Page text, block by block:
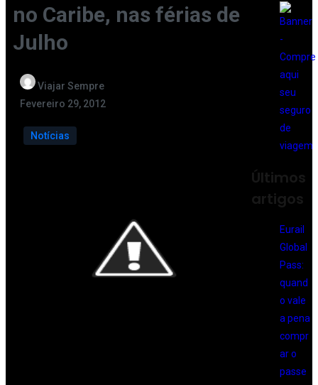
no Caribe, nas férias de
Julho
Viajar Sempre
Fevereiro 29, 2012
Notícias
Últimos
artigos
Eurail
Global
Pass:
quand
o vale
a pena
compr
ar o
passe